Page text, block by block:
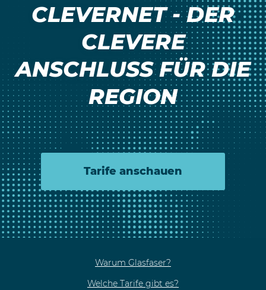
CLEVERNET - DER
CLEVERE
ANSCHLUSS FÜR DIE
REGION
Tarife anschauen
Warum Glasfaser?
Welche Tarife gibt es?